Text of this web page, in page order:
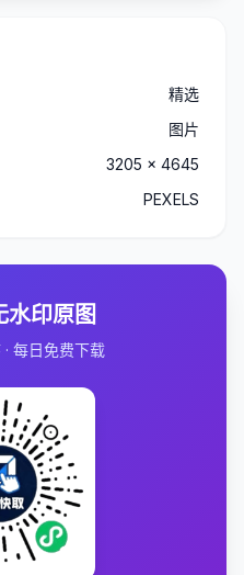
精选
图片
3205 x 4645
PEXELS
印原图
每日免费下载